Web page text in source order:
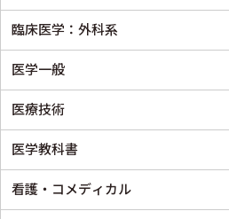
診断・臨床検査
画像医学・放射線医学・核医学
プライマリケア医学・総合診療
救急医学・集中治療医学
癌・腫瘍一般・緩和医療
内科学一般
感染症
アレルギー・膠原病・リウマチ
内分泌・代謝・糖尿病
腎臓
臨床医学：外科系
外科学一般
脳神経外科
心臓・血管外科
消化器外科
医学一般
医学一般・医学概論
医療制度
病院管理
医療技術
リハビリテーション技術
鍼灸・柔道整復
医学教科書
医学教科書
看護・コメディカル